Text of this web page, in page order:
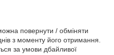
повернути / обміняти
з моменту його отримання.
за умови дбайливої